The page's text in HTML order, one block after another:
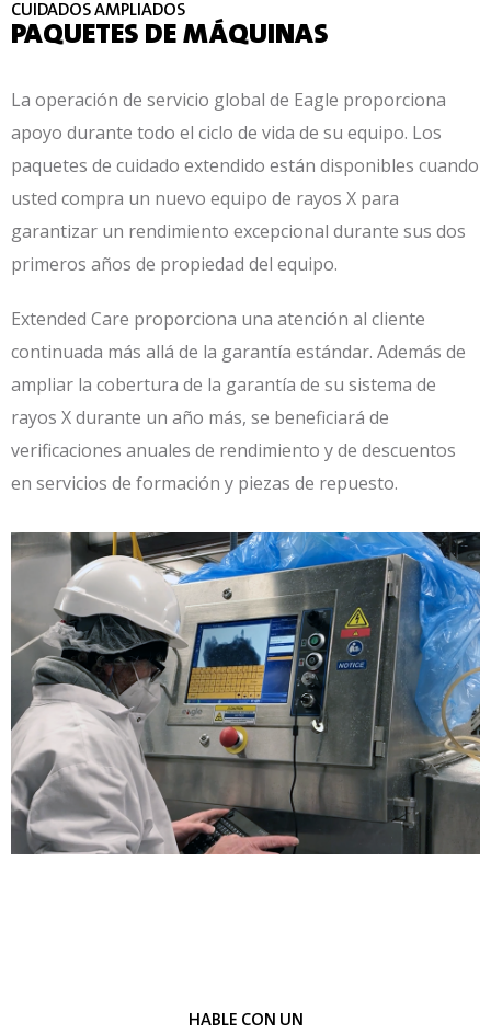
CUIDADOS AMPLIADOS
PAQUETES DE MÁQUINAS
La operación de servicio global de Eagle proporciona
apoyo durante todo el ciclo de vida de su equipo. Los
paquetes de cuidado extendido están disponibles cuando
usted compra un nuevo equipo de rayos X para
garantizar un rendimiento excepcional durante sus dos
primeros años de propiedad del equipo.
Extended Care proporciona una atención al cliente
continuada más allá de la garantía estándar. Además de
ampliar la cobertura de la garantía de su sistema de
rayos X durante un año más, se beneficiará de
verificaciones anuales de rendimiento y de descuentos
en servicios de formación y piezas de repuesto.
HABLE CON UN